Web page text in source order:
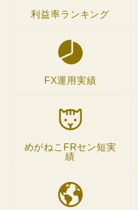
利益率ランキング
FX運用実績
めがねこFRセン短実
績